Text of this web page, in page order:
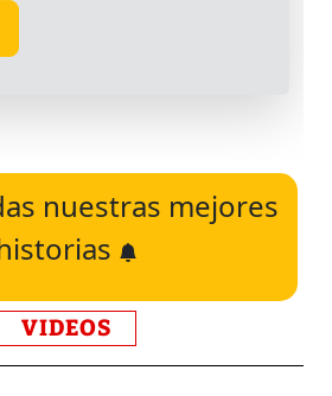
nuestras mejores
VIDEOS